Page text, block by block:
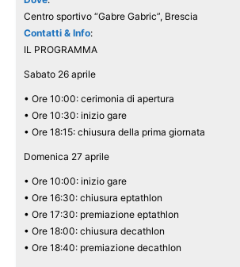
Centro sportivo “Gabre Gabric”, Brescia
Contatti & Info:
IL PROGRAMMA
Sabato 26 aprile
• Ore 10:00: cerimonia di apertura
• Ore 10:30: inizio gare
• Ore 18:15: chiusura della prima giornata
Domenica 27 aprile
• Ore 10:00: inizio gare
• Ore 16:30: chiusura eptathlon
• Ore 17:30: premiazione eptathlon
• Ore 18:00: chiusura decathlon
• Ore 18:40: premiazione decathlon